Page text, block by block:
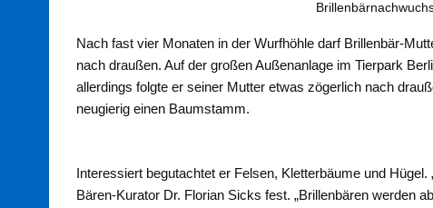
Nach fast vier Monaten in der Wurfhöhle darf Brillenbär-
nach draußen. Auf der großen Außenanlage im Tierpark
allerdings folgte er seiner Mutter etwas zögerlich nach
neugierig einen Baumstamm.
Interessiert begutachtet er Felsen, Kletterbäume und
Bären-Kurator Dr. Florian Sicks fest. „Brillenbären werden